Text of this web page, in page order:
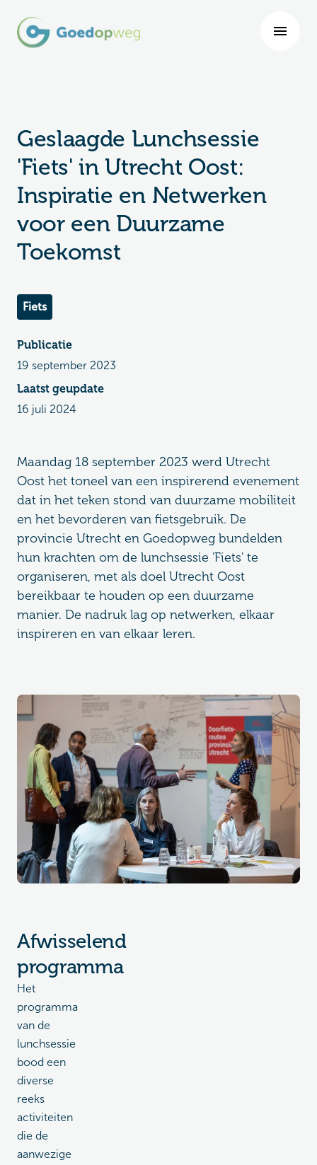
Geslaagde Lunchsessie
'Fiets' in Utrecht Oost:
Inspiratie en Netwerken
voor een Duurzame
Toekomst
Fiets
Publicatie
19 september 2023
Laatst geupdate
16 juli 2024
Maandag 18 september 2023 werd Utrecht
Oost het toneel van een inspirerend evenement
dat in het teken stond van duurzame mobiliteit
en het bevorderen van fietsgebruik. De
provincie Utrecht en Goedopweg bundelden
hun krachten om de lunchsessie 'Fiets' te
organiseren, met als doel Utrecht Oost
bereikbaar te houden op een duurzame
manier. De nadruk lag op netwerken, elkaar
inspireren en van elkaar leren.
Afwisselend
programma
Het
programma
van de
lunchsessie
bood een
diverse
reeks
activiteiten
die de
aanwezige